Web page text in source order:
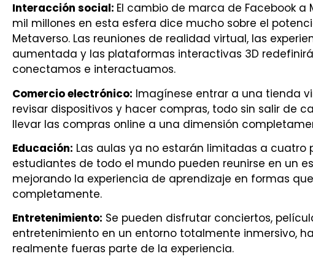
Interacción social: El cambio de marca de Facebook a
mil millones en esta esfera dice mucho sobre el
Metaverso. Las reuniones de realidad virtual, las
aumentada y las plataformas interactivas 3D
conectamos e interactuamos.
Comercio electrónico: Imagínese entrar a una tienda
revisar dispositivos y hacer compras, todo sin salir de
llevar las compras online a una dimensión
Educación: Las aulas ya no estarán limitadas a cuatro
estudiantes de todo el mundo pueden reunirse en un
mejorando la experiencia de aprendizaje en formas
completamente.
Entretenimiento: Se pueden disfrutar conciertos,
entretenimiento en un entorno totalmente inmersivo,
realmente fueras parte de la experiencia.